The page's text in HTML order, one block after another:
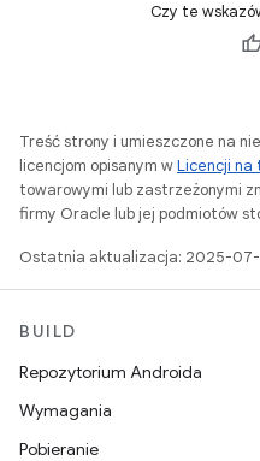
Czy te
Treść strony i umieszczone na
licencjom opisanym wLicencji na
towarowymi lub zastrzeżonymi
firmy Oracle lub jej podmiotów
Ostatnia aktualizacja: 2025-07-
BUILD
Repozytorium Androida
Wymagania
Pobieranie